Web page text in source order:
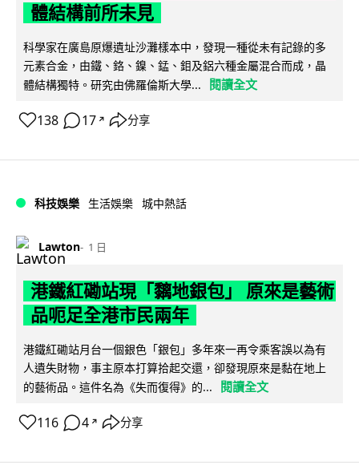
體結構前所未見
科學家在廣島原爆遺址沙灘樣本中，發現一種從未有記錄的多
元素合金，由鐵、鉻、鎳、錳、鉬及鋁六種金屬混合而成，晶
體結構獨特。研究由佛羅倫斯大學...
閱讀全文
138 17 ↗ 分享
科技娛樂 生活娛樂 城中熱話
Lawton 1 日
港鐵紅磡站現「黐地銀包」 原來是藝術
品呃足全港市民兩年
港鐵紅磡站月台一個銀色「銀包」多年來一再令乘客誤以為有
人遺失財物，事主原本打算拾起交還，卻發現原來是黏在地上
的藝術品。這件名為《失而復得》的...
閱讀全文
116 4 ↗ 分享